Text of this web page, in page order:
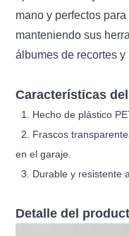
mano y perfectos
manteniendo sus
álbumes de recortes
Características
1. Hecho de plástico
2. Frascos
en el garaje.
3. Durable y resistente
Detalle del